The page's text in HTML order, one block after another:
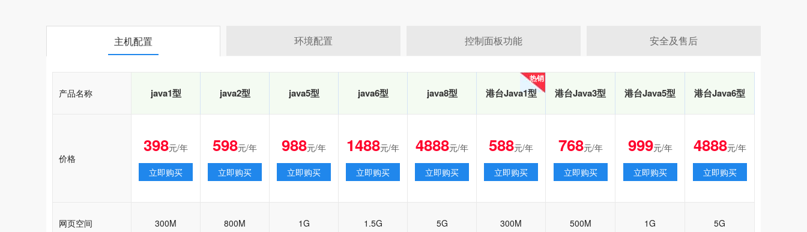
主机配置 环境配置 控制面板功能 安全及售后
产品名称 java1型 java2型 java5型 java6型 java8型
热销
热销
港台Java1型 港台Java3型 港台Java5型 港台Java6型
价格
398元/年
立即购买
598元/年
立即购买
988元/年
立即购买
1488元/年
立即购买
4888元/年
立即购买
588元/年
立即购买
768元/年
立即购买
999元/年
立即购买
4888元/年
立即购买
网页空间 300M 800M 1G 1.5G 5G 300M 500M 1G 5G